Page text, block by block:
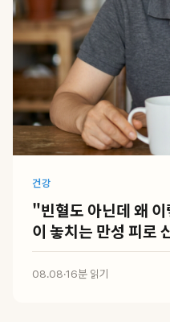
건강
"빈혈도 아닌데 왜
이 놓치는 만성 피로
08.08·16분 읽기